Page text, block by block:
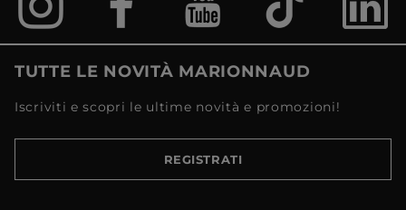
TUTTE LE NOVITÀ MARIONNAUD
Iscriviti e scopri le ultime novità e promozioni!
REGISTRATI